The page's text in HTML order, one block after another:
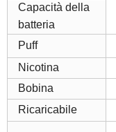
Capacità della
batteria
Puff
Nicotina
Bobina
Ricaricabile